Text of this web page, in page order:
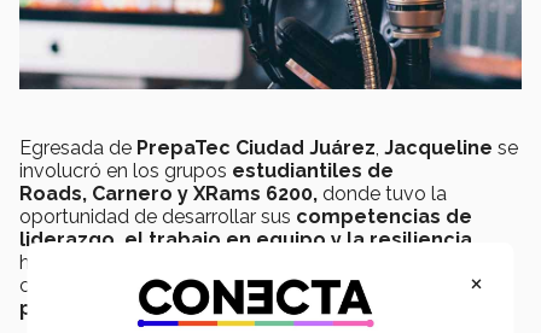
Egresada de PrepaTec Ciudad Juárez, Jacqueline se
involucró en los grupos estudiantiles de
Roads, Carnero y XRams 6200, donde tuvo la
oportunidad de desarrollar sus competencias de
liderazgo, el trabajo en equipo y la resiliencia
habilidades que la llevaron a ganarse un lugar de
columnista enEl Heraldo de Juárez, donde ella
publica artículos de opinión.
×